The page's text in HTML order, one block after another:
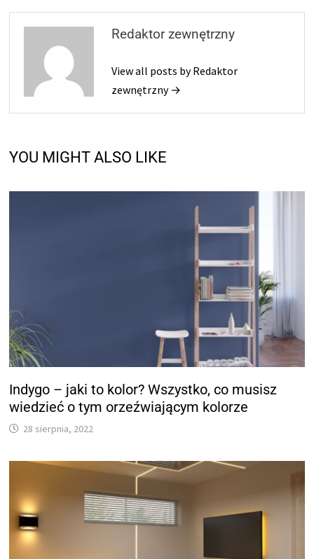
Redaktor zewnętrzny
View all posts by Redaktor
zewnętrzny →
YOU MIGHT ALSO LIKE
Indygo – jaki to kolor? Wszystko, co musisz
wiedzieć o tym orzeźwiającym kolorze
28 sierpnia, 2022